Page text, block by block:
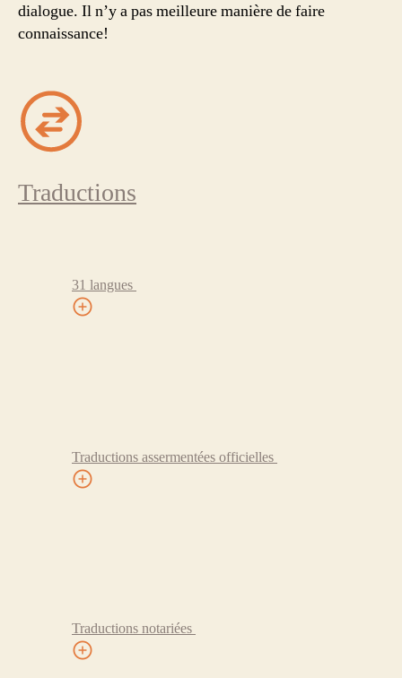
dialogue. Il n’y a pas meilleure manière de faire
connaissance!
Traductions
31 langues
Traductions assermentées officielles
Traductions notariées